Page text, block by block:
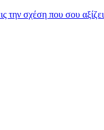
την σχέση που σου αξίζει